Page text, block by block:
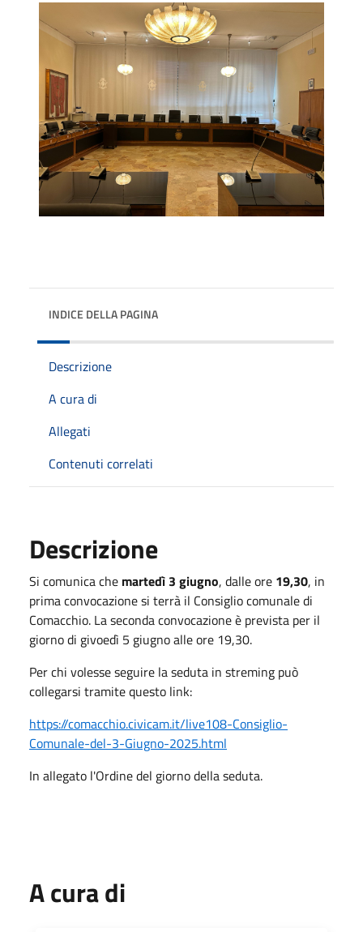
INDICE DELLA PAGINA
Descrizione
A cura di
Allegati
Contenuti correlati
Descrizione
Si comunica che martedì 3 giugno, dalle ore 19,30, in
prima convocazione si terrà il Consiglio comunale di
Comacchio. La seconda convocazione è prevista per il
giorno di givoedì 5 giugno alle ore 19,30.
Per chi volesse seguire la seduta in streming può
collegarsi tramite questo link:
https://comacchio.civicam.it/live108-Consiglio-
Comunale-del-3-Giugno-2025.html
In allegato l'Ordine del giorno della seduta.
A cura di